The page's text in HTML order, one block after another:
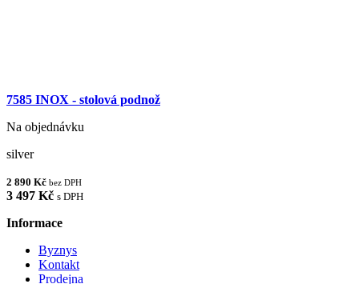
7585 INOX - stolová podnož
Na objednávku
silver
2 890 Kč bez DPH
3 497 Kč s DPH
Informace
Byznys
Kontakt
Prodejna